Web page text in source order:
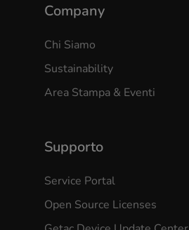
Company
Chi Siamo
Sustainability
Area Stampa & Eventi
Supporto
Service Portal
Open Source Licenses